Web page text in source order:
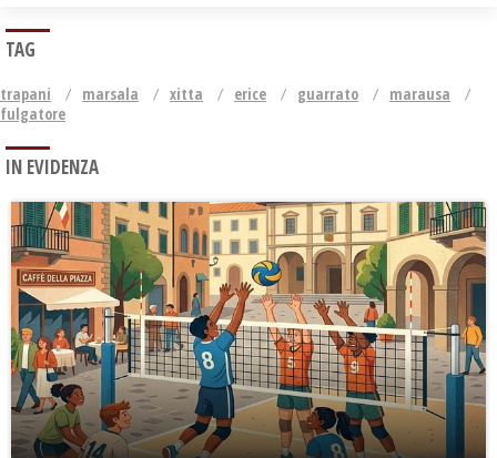
TAG
trapani marsala xitta erice guarrato
marausa
fulgatore
IN EVIDENZA